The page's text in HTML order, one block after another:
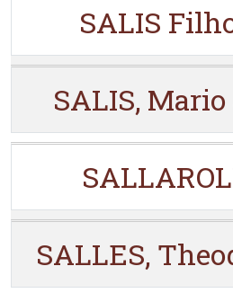
SALIS
SALIS,
SALLES,